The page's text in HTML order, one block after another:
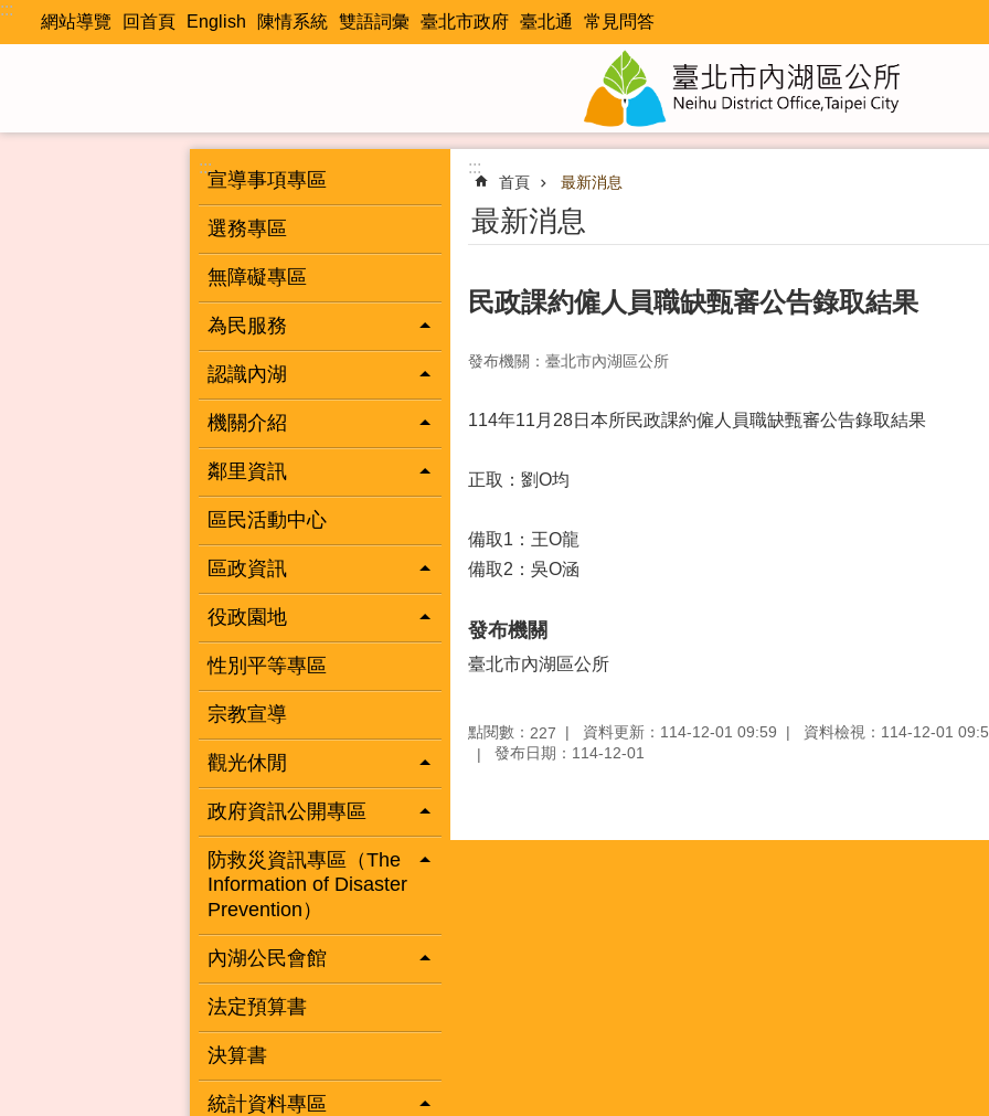
跳到主要內容區塊
:::
網站導覽 回首頁 English 陳情系統 雙語詞彙 臺北市政府 臺北通 常見問答
:::
宣導事項專區
選務專區
無障礙專區
為民服務
認識內湖
機關介紹
鄰里資訊
區民活動中心
區政資訊
役政園地
性別平等專區
宗教宣導
觀光休閒
政府資訊公開專區
防救災資訊專區（The
Information of Disaster
Prevention）
內湖公民會館
法定預算書
決算書
統計資料專區
:::
首頁 最新消息
最新消息
民政課約僱人員職缺甄審公告錄取結果
發布機關：臺北市內湖區公所
114年11月28日本所民政課約僱人員職缺甄審公告錄取結果
正取：劉O均
備取1：王O龍
備取2：吳O涵
發布機關
臺北市內湖區公所
點閱數： 227 資料更新：114-12-01 09:59
資料檢視：114-12-01
發布日期：114-12-01